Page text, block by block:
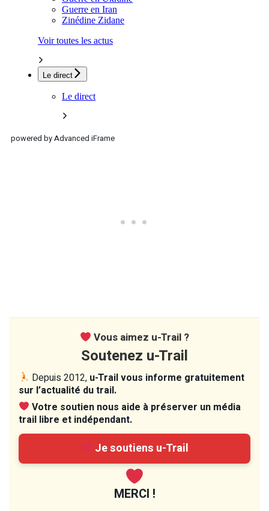
powered by Advanced iFrame
Vous aimez u-Trail ?
Soutenez u-Trail
Depuis 2012, u-Trail vous informe gratuitement
sur l’actualité du trail.
Votre soutien nous aide à préserver un média
trail libre et indépendant.
Je soutiens u-Trail
MERCI !